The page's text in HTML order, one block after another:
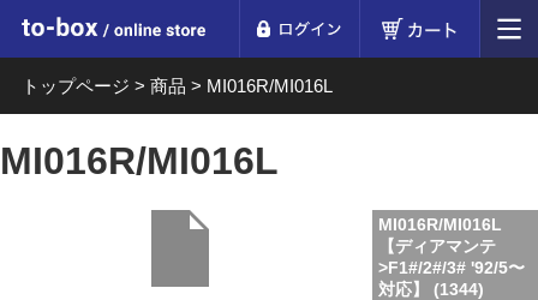
to-box online store
トップページ > 商品 > MI016R/MI016L
MI016R/MI016L
MI016R/MI016L
【ディアマンテ
>F1#/2#/3# '92/5〜
対応】 (1344)